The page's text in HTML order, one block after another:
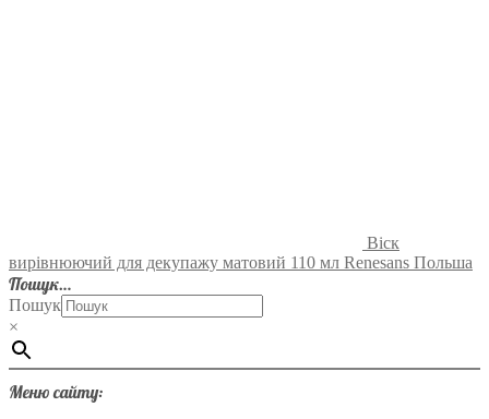
Віск
вирівнюючий для декупажу матовий 110 мл Renesans Польша
Пошук…
Пошук
×
Меню сайту: